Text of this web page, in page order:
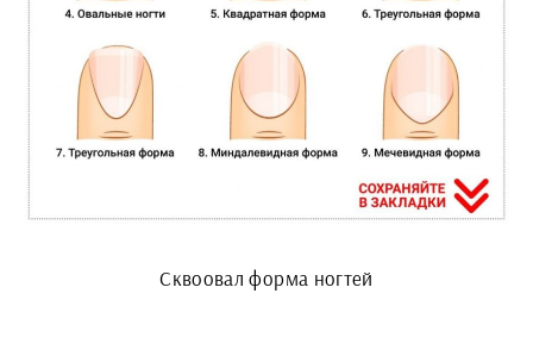
Сквоовал форма ногтей